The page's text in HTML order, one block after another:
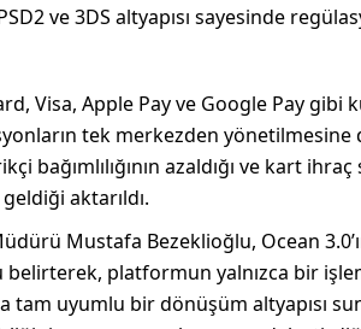
ve 3DS altyapısı sayesinde
Visa, Apple Pay ve Google Pay gibi
tek merkezden yönetilmesine
bağımlılığının azaldığı ve kart
aktarıldı.
Mustafa Bezeklioğlu, Ocean
platformun yalnızca bir
tam uyumlu bir dönüşüm altyapısı